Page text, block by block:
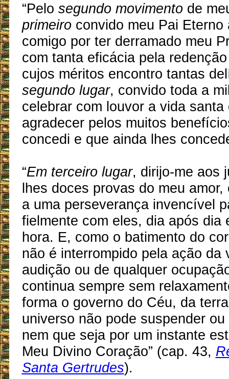
“Pelo segundo movimentode
primeiroconvido meu Pai Eterno
comigo por ter derramado meu
com tanta eficácia pela
cujos méritos encontro tantas
segundo lugar, convido toda a
celebrar com louvor a vida
agradecer pelos muitos
concedi e que ainda lhes
“Em terceiro lugar, dirijo-me aos
lhes doces provas do meu amor,
a uma perseverança invencível
fielmente com eles, dia após dia
hora. E, como o batimento do
não é interrompido pela ação da
audição ou de qualquer
continua sempre sem
forma o governo do Céu, da
universo não pode suspender
nem que seja por um instante
Meu Divino Coração” (cap. 43,
Santa Gertrudes).